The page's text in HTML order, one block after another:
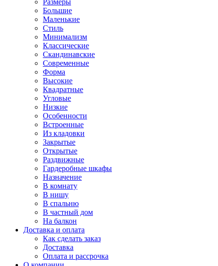
Размеры
Большие
Маленькие
Стиль
Минимализм
Классические
Скандинавские
Современные
Форма
Высокие
Квадратные
Угловые
Низкие
Особенности
Встроенные
Из кладовки
Закрытые
Открытые
Раздвижные
Гардеробные шкафы
Назначение
В комнату
В нишу
В спальню
В частный дом
На балкон
Доставка и оплата
Как сделать заказ
Доставка
Оплата и рассрочка